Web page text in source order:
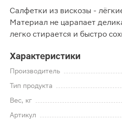
Салфетки из вискозы -
Материал не царапает
легко стирается и быстро
Характеристики
Производитель
Тип продукта
Вес, кг
Артикул